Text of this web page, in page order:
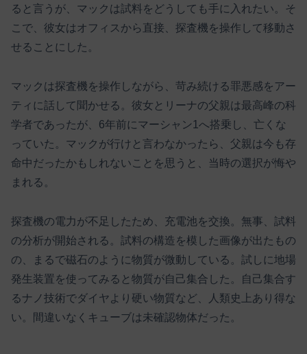
ると言うが、マックは試料をどうしても手に入れたい。そ
こで、彼女はオフィスから直接、探査機を操作して移動さ
せることにした。
マックは探査機を操作しながら、苛み続ける罪悪感をアー
ティに話して聞かせる。彼女とリーナの父親は最高峰の科
学者であったが、6年前にマーシャン1へ搭乗し、亡くな
っていた。マックが行けと言わなかったら、父親は今も存
命中だったかもしれないことを思うと、当時の選択が悔や
まれる。
探査機の電力が不足したため、充電池を交換。無事、試料
の分析が開始される。試料の構造を模した画像が出たもの
の、まるで磁石のように物質が微動している。試しに地場
発生装置を使ってみると物質が自己集合した。自己集合す
るナノ技術でダイヤより硬い物質など、人類史上あり得な
い。間違いなくキューブは未確認物体だった。